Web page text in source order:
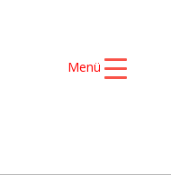
Menü